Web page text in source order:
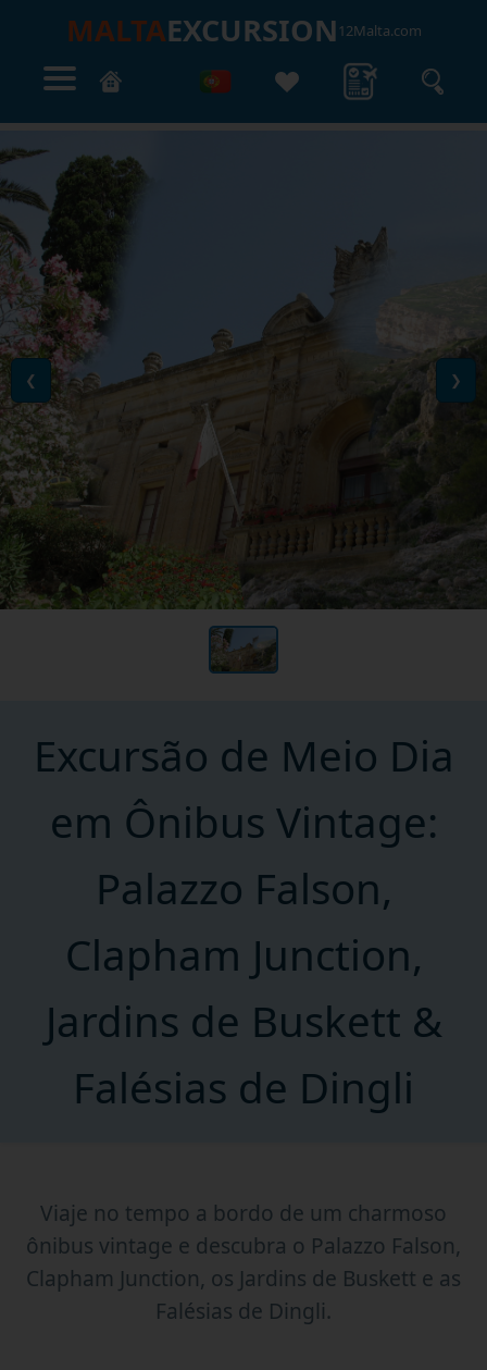
MALTAEXCURSION 12Malta.com
❮ ❯
Excursão de Meio Dia
em Ônibus Vintage:
Palazzo Falson,
Clapham Junction,
Jardins de Buskett &
Falésias de Dingli
Viaje no tempo a bordo de um charmoso
ônibus vintage e descubra o Palazzo Falson,
Clapham Junction, os Jardins de Buskett e as
Falésias de Dingli.